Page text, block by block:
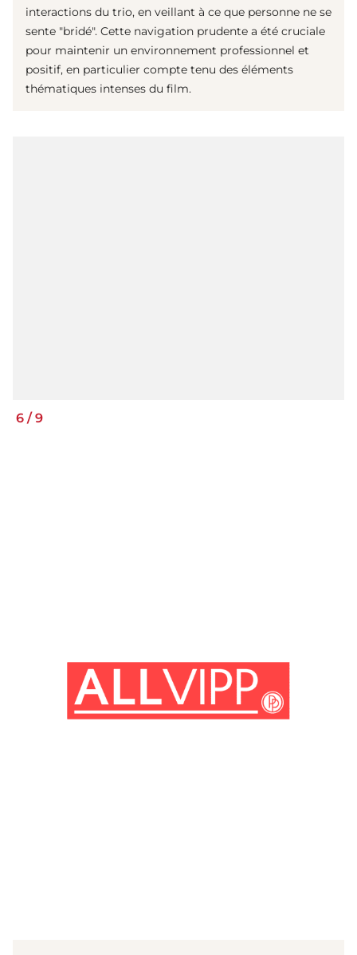
interactions du trio, en veillant à ce que personne ne se
sente "bridé". Cette navigation prudente a été cruciale
pour maintenir un environnement professionnel et
positif, en particulier compte tenu des éléments
thématiques intenses du film.
6 / 9